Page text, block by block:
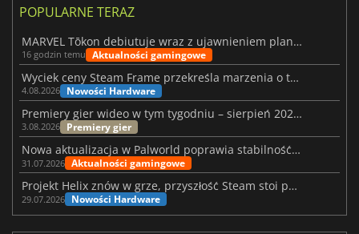
POPULARNE TERAZ
MARVEL Tōkon debiutuje wraz z ujawnieniem planu rozwoju na pierwszy rok
16 godzin temu Aktualności gamingowe
Wyciek ceny Steam Frame przekreśla marzenia o tanim zestawie VR
4.08.2026 Nowości Hardware
Premiery gier wideo w tym tygodniu – sierpień 2026 r. (32. tydzień)
3.08.2026 Premiery gier
Nowa aktualizacja w Palworld poprawia stabilność Sunreach i walk z bossami
31.07.2026 Aktualności gamingowe
Projekt Helix znów w grze, przyszłość Steam stoi pod znakiem zapytania
29.07.2026 Nowości Hardware